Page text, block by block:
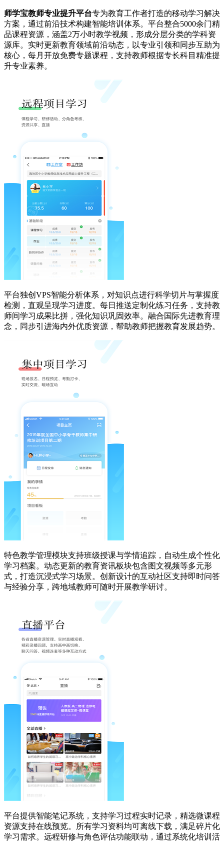
师学宝教师专业提升平台专为教育工作者打造的移动学习解决
方案，通过前沿技术构建智能培训体系。平台整合5000余门精
品课程资源，涵盖2万小时教学视频，形成分层分类的学科资
源库。实时更新教育领域前沿动态，以专业引领和同步互助为
核心，每月开放免费专题课程，支持教师根据专长科目精准提
升专业素养。
平台独创VPS智能分析体系，对知识点进行科学切片与掌握度
检测，直观呈现学习进度。每日推送定制化练习任务，支持教
师间学习成果比拼，强化知识巩固效率。融合国际先进教育理
念，同步引进海内外优质资源，帮助教师把握教育发展趋势。
特色教学管理模块支持班级授课与学情追踪，自动生成个性化
学习档案。动态更新的教育资讯板块包含图文视频等多元形
式，打造沉浸式学习场景。创新设计的互动社区支持即时问答
与经验分享，跨地域教师可随时开展教学研讨。
平台提供智能笔记系统，支持学习过程实时记录，精选微课程
资源支持在线预览。所有学习资料均可离线下载，满足碎片化
学习需求。远程研修与角色评估功能联动，通过系统化培训活